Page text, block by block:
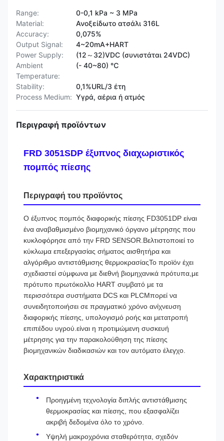
Range:
0-0,1 kPa ~ 3 MPa
Material:
Ανοξείδωτο ατσάλι 316L
Accuracy:
0,075%
Output Signal:
4~20mA+HART
Power Supply:
(12～32)VDC (συνιστάται 24VDC)
Ambient
Temperature:
(- 40~80) ℃
Stability:
0,1%URL/3 έτη
Process Medium: Υγρά, αέρια ή ατμός
Περιγραφή προϊόντων
FRD 3051SDP έξυπνος διαχωριστικός
πομπός πίεσης
Περιγραφή του προϊόντος
Ο έξυπνος πομπός διαφορικής πίεσης FD3051DP είναι
ένα αναβαθμισμένο βιομηχανικό όργανο μέτρησης που
κυκλοφόρησε από την FRD SENSOR.Βελτιστοποιεί το
κύκλωμα επεξεργασίας σήματος αισθητήρα και
αλγόριθμο αντιστάθμισης θερμοκρασίαςΤο προϊόν έχει
σχεδιαστεί σύμφωνα με διεθνή βιομηχανικά πρότυπα,με
πρότυπο πρωτόκολλο HART συμβατό με τα
περισσότερα συστήματα DCS και PLCΜπορεί να
συνειδητοποιήσει σε πραγματικό χρόνο ανίχνευση
διαφορικής πίεσης, υπολογισμό ροής και μετατροπή
επιπέδου υγρού.είναι η προτιμώμενη συσκευή
μέτρησης για την παρακολούθηση της πίεσης
βιομηχανικών διαδικασιών και τον αυτόματο έλεγχο.
Χαρακτηριστικά
Προηγμένη τεχνολογία διπλής αντιστάθμισης
θερμοκρασίας και πίεσης, που εξασφαλίζει
ακριβή δεδομένα όλο το χρόνο.
Υψηλή μακροχρόνια σταθερότητα, σχεδόν